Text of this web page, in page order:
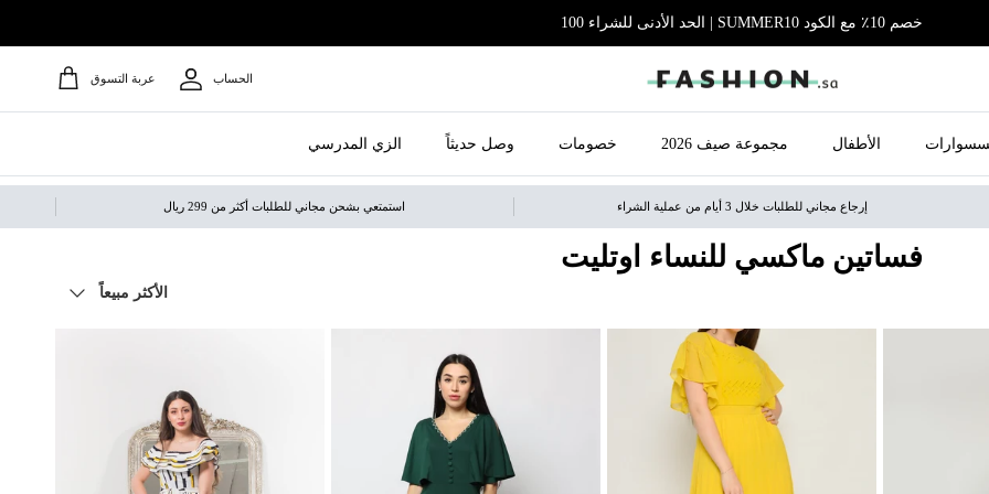
خصم 10٪ مع الكود SUMMER10 | الحد الأدنى للشراء 100
الحساب عربة التسوق
الأطفال مجموعة صيف 2026 خصومات وصل حديثاً الزي المدرسي
إرجاع مجاني للطلبات خلال 3 أيام من عملية الشراء استمتعي بشحن مجاني للطلبات أكثر من 299 ريال
فساتين ماكسي للنساء اوتليت
ترتيب حسب
الأكثر مبيعاً